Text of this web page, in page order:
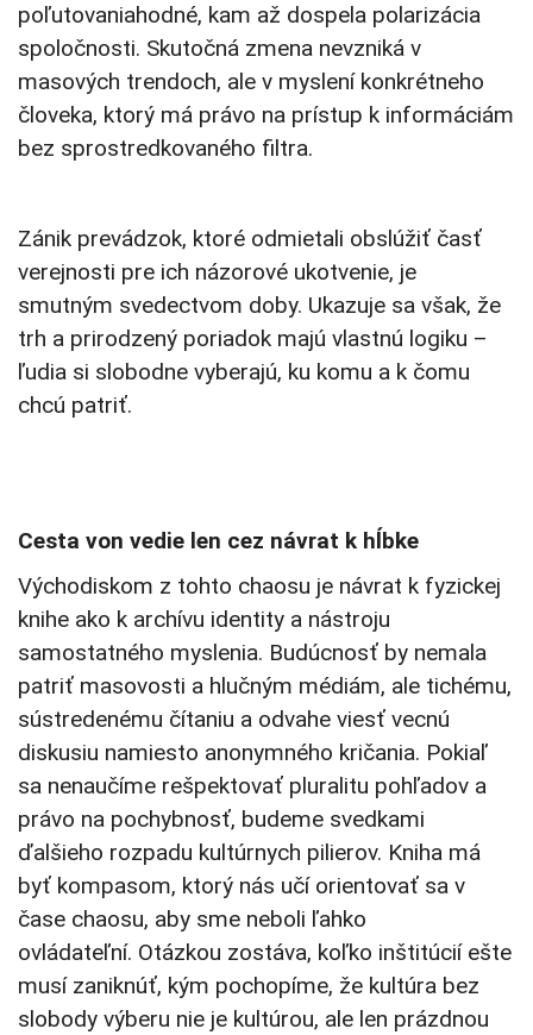
poľutovaniahodné, kam až dospela polarizácia
spoločnosti. Skutočná zmena nevzniká v
masových trendoch, ale v myslení konkrétneho
človeka, ktorý má právo na prístup k informáciám
bez sprostredkovaného filtra.
Zánik prevádzok, ktoré odmietali obslúžiť časť
verejnosti pre ich názorové ukotvenie, je
smutným svedectvom doby. Ukazuje sa však, že
trh a prirodzený poriadok majú vlastnú logiku –
ľudia si slobodne vyberajú, ku komu a k čomu
chcú patriť.
Cesta von vedie len cez návrat k hĺbke
Východiskom z tohto chaosu je návrat k fyzickej
knihe ako k archívu identity a nástroju
samostatného myslenia. Budúcnosť by nemala
patriť masovosti a hlučným médiám, ale tichému,
sústredenému čítaniu a odvahe viesť vecnú
diskusiu namiesto anonymného kričania. Pokiaľ
sa nenaučíme rešpektovať pluralitu pohľadov a
právo na pochybnosť, budeme svedkami
ďalšieho rozpadu kultúrnych pilierov. Kniha má
byť kompasom, ktorý nás učí orientovať sa v
čase chaosu, aby sme neboli ľahko
ovládateľní. Otázkou zostáva, koľko inštitúcií ešte
musí zaniknúť, kým pochopíme, že kultúra bez
slobody výberu nie je kultúrou, ale len prázdnou